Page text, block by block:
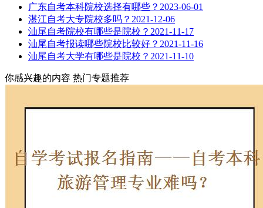
广东自考本科院校选择有哪些？ 2023-06-01
湛江自考大专院校多吗？ 2021-12-06
汕尾自考院校有哪些是院校？ 2021-11-17
汕尾自考报读哪些院校比较好？ 2021-11-16
汕尾自考大学有哪些是院校？ 2021-11-10
你感兴趣的内容 热门专题推荐